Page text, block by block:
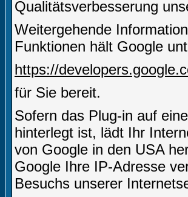
Qualitätsverbesserung
Weitergehende
Funktionen hält Google
https://
für Sie bereit.
Sofern das Plug-in auf
hinterlegt ist, lädt Ihr
von Google in den USA
Google Ihre IP-Adresse
Besuchs unserer